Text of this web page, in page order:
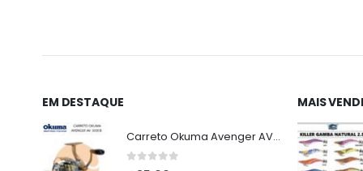
EM DESTAQUE
Carreto Okuma Avenger AV 3000 B
MAIS